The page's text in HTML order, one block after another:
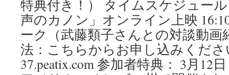
特典付き！） タイムスケジュー
声のカノン」オンライン上映
ーク（武藤類子さんとの対談動画
法：こちらからお申し込みくだ
37.peatix.com 参加者特典： 3月12